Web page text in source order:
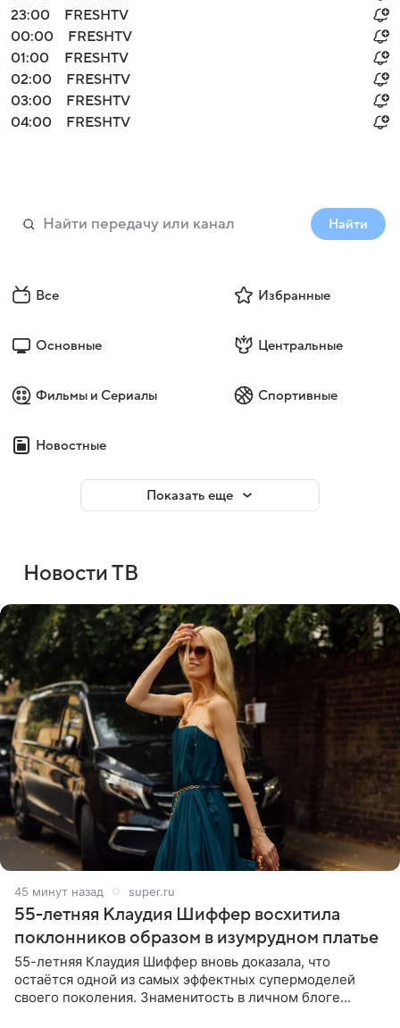
Регистрация
23:00
FRESHTV
00:00
FRESHTV
01:00
FRESHTV
02:00
FRESHTV
03:00
FRESHTV
04:00
FRESHTV
Найти
Все Избранные
Основные Центральные
Фильмы и Сериалы Спортивные
Новостные
Показать еще
Новости ТВ
45 минут назад super.ru
55-летняя Клаудия Шиффер восхитила
поклонников образом в изумрудном платье
55-летняя Клаудия Шиффер вновь доказала, что
остаётся одной из самых эффектных супермоделей
своего поколения. Знаменитость в личном блоге